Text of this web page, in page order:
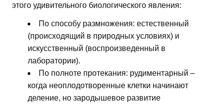
этого удивительного биологического явления:
По способу размножения: естественный
(происходящий в природных условиях) и
искусственный (воспроизведенный в
лаборатории).
По полноте протекания: рудиментарный –
когда неоплодотворенные клетки начинают
деление, но зародышевое развитие